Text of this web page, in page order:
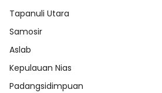
Tapanuli Utara
Samosir
Aslab
Kepulauan Nias
Padangsidimpuan